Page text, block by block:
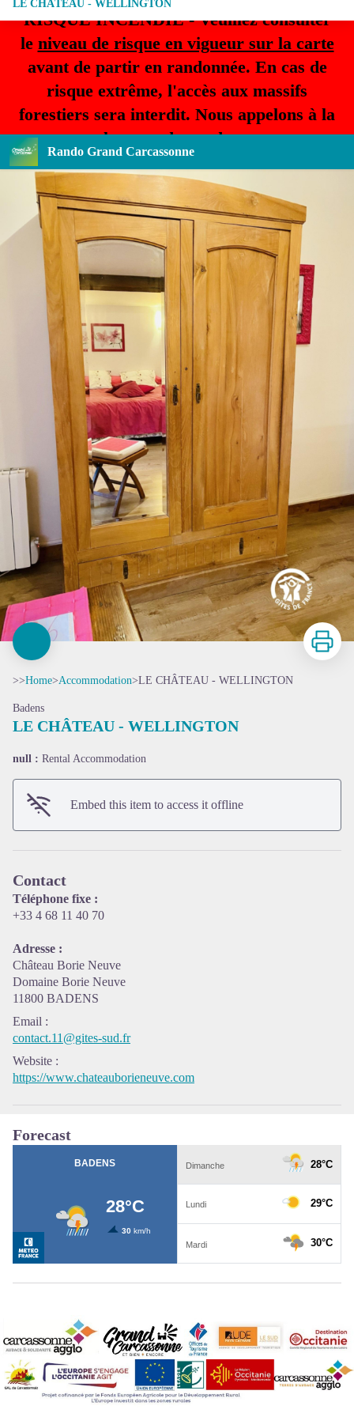
RISQUE INCENDIE - Veuillez consulter
le niveau de risque en vigueur sur la carte
avant de partir en randonnée. En cas de
risque extrême, l'accès aux massifs
forestiers sera interdit. Nous appelons à la
plus grande prudence.
Rando Grand Carcassonne
LE CHÂTEAU - WELLINGTON
Print
>>Home>Accommodation>LE CHÂTEAU - WELLINGTON
Badens
LE CHÂTEAU - WELLINGTON
null : Rental Accommodation
Embed this item to access it offline
Contact
Téléphone fixe :
+33 4 68 11 40 70
Adresse :
Château Borie Neuve
Domaine Borie Neuve
11800 BADENS
Email :
contact.11@gites-sud.fr
Website :
https://www.chateauborieneuve.com
Forecast